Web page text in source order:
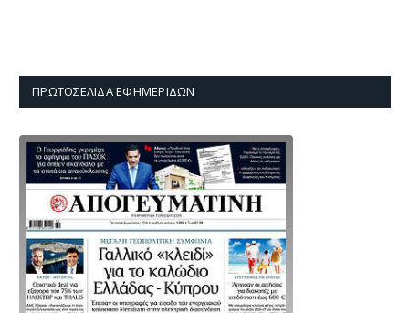
ΠΡΩΤΟΣΈΛΙΔΑ ΕΦΗΜΕΡΊΔΩΝ